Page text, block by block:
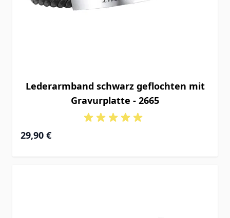
Lederarmband schwarz geflochten mit
Gravurplatte - 2665
29,90 €